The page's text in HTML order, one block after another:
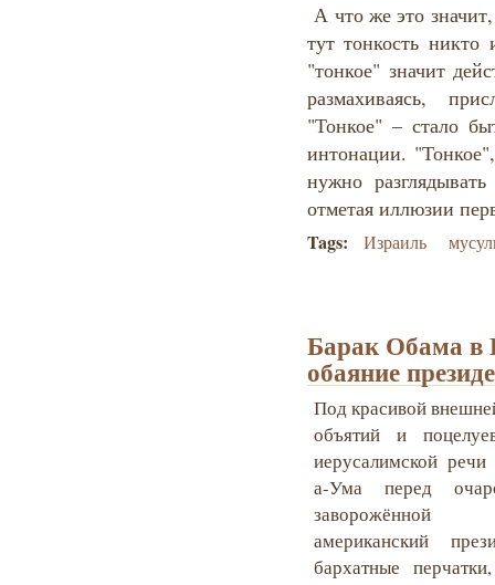
А что же это
тут тонкость
"тонкое" значит
размахиваясь,
"Тонкое" – стало
интонации.
нужно
отметая иллюзии
Tags: Израиль
Барак Обама в
обаяние
Под красивой
объятий и
иерусалимской
а-Ума перед
заворожённой
американский
бархатные